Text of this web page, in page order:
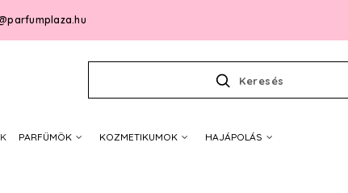
Keresés
PARFÜMÖK KOZMETIKUMOK HAJÁPOLÁS